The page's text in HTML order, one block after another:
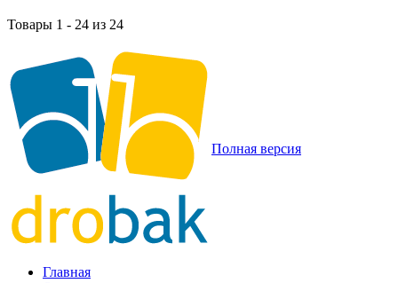
Товары 1 - 24 из 24
Полная версия
Главная